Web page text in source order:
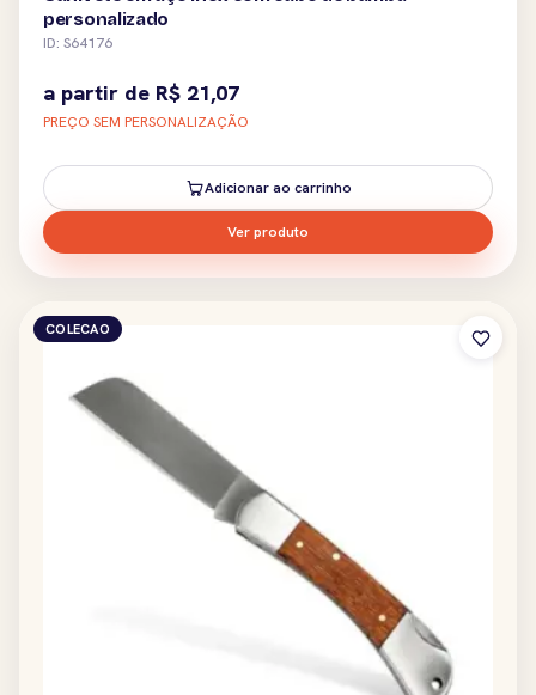
personalizado
ID: S64176
a partir de R$ 21,07
PREÇO SEM PERSONALIZAÇÃO
Adicionar ao carrinho
Ver produto
COLECAO